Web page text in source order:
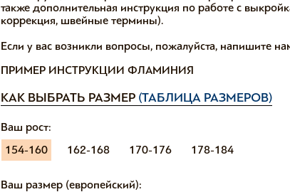
также дополнительная инструкция по работе с
коррекция, швейные термины).
Если у вас возникли вопросы, пожалуйста, напишите
ПРИМЕР ИНСТРУКЦИИ ФЛАМИНИЯ
КАК ВЫБРАТЬ РАЗМЕР (ТАБЛИЦА РАЗМЕРОВ)
Ваш рост:
154-160
162-168 170-176 178-184
Ваш размер (европейский):